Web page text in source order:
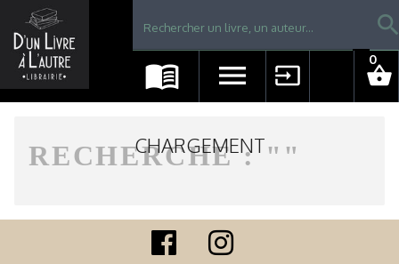
Librairie D'un livre à l'autre - Avranches
menu_book menu input shopping_basket
0
RECHERCHE : " "
CHARGEMENT